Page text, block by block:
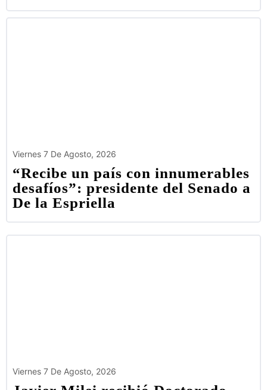
Viernes 7 De Agosto, 2026
“Recibe un país con innumerables
desafíos”: presidente del Senado a
De la Espriella
Viernes 7 De Agosto, 2026